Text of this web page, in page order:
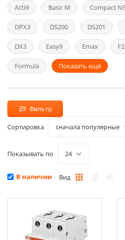
Acti9 Basic M Compact
DPX3 DS200 DS201
DX3 Easy9 Emax
Formula Показать ещё
Фильтр
Сортировка сначала популярные
Показывать по 24
В наличии Вид